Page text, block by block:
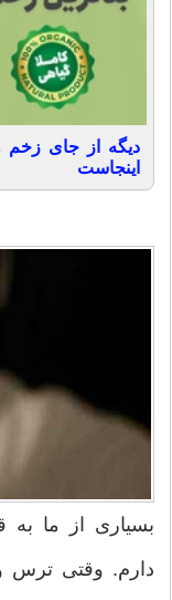
دیگه از جای
اینجاست
بسیاری از ما به
دارم. وقتی